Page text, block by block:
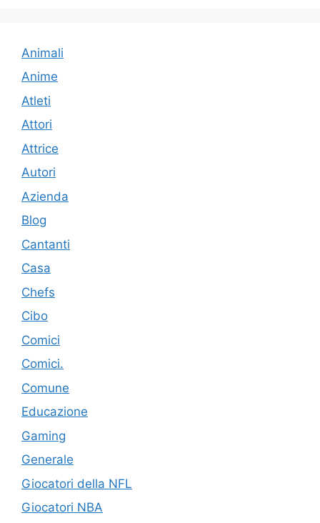
Animali
Anime
Atleti
Attori
Attrice
Autori
Azienda
Blog
Cantanti
Casa
Chefs
Cibo
Comici
Comici.
Comune
Educazione
Gaming
Generale
Giocatori della NFL
Giocatori NBA